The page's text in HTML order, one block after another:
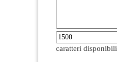
caratteri disponibili